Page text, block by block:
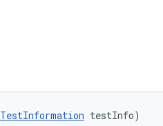
TestInformation testInfo)